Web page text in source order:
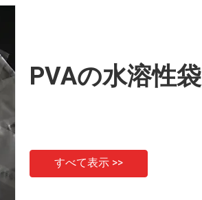
PVAの水溶性袋
すべて表示 >>